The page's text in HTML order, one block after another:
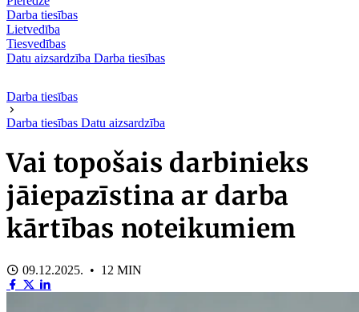
Darba tiesības
Lietvedība
Tiesvedības
Datu aizsardzība Darba tiesības
Darba tiesības
Darba tiesības Datu aizsardzība
Vai topošais darbinieks
jāiepazīstina ar darba
kārtības noteikumiem
09.12.2025. • 12 MIN